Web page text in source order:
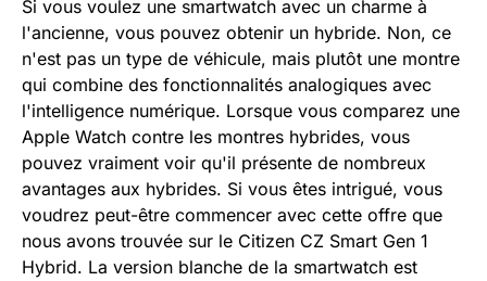
Si vous voulez une smartwatch avec un charme à
l'ancienne, vous pouvez obtenir un hybride. Non, ce
n'est pas un type de véhicule, mais plutôt une montre
qui combine des fonctionnalités analogiques avec
l'intelligence numérique. Lorsque vous comparez une
Apple Watch contre les montres hybrides, vous
pouvez vraiment voir qu'il présente de nombreux
avantages aux hybrides. Si vous êtes intrigué, vous
voudrez peut-être commencer avec cette offre que
nous avons trouvée sur le Citizen CZ Smart Gen 1
Hybrid. La version blanche de la smartwatch est